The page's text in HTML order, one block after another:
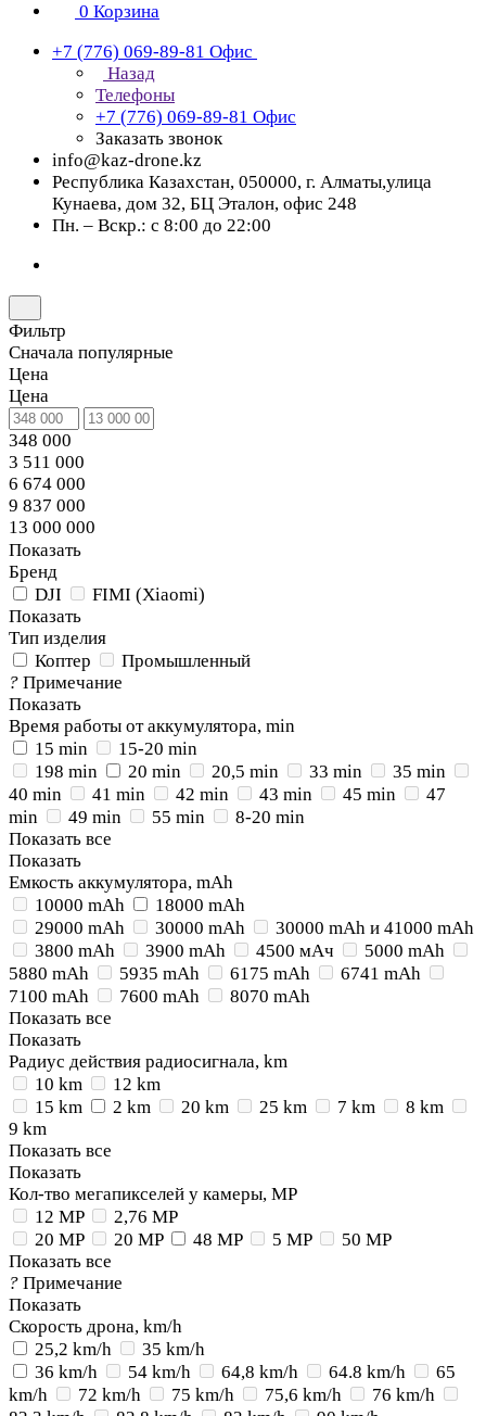
0 Корзина
+7 (776) 069-89-81 Офис
Назад
Телефоны
+7 (776) 069-89-81 Офис
Заказать звонок
info@kaz-drone.kz
Республика Казахстан, 050000, г. Алматы,улица
Кунаева, дом 32, БЦ Эталон, офис 248
Пн. – Вскр.: с 8:00 до 22:00
Фильтр
Сначала популярные
Цена
Цена
348 000
3 511 000
6 674 000
9 837 000
13 000 000
Показать
Бренд
DJI
FIMI (Xiaomi)
Показать
Тип изделия
Коптер
Промышленный
? Примечание
Показать
Время работы от аккумулятора, min
15 min
15-20 min
198 min
20 min 20,5 min 33 min
35 min
40 min
41 min 42 min 43 min 45 min
47
min
49 min 55 min
8-20 min
Показать все
Показать
Емкость аккумулятора, mAh
10000 mAh
18000 mAh
29000 mAh
30000 mAh
30000 mAh и 41000 mAh
3800 mAh
3900 mAh 4500 мАч
5000 mAh
5880 mAh
5935 mAh 6175 mAh
6741 mAh
7100 mAh
7600 mAh
8070 mAh
Показать все
Показать
Радиус действия радиосигнала, km
10 km
12 km
15 km
2 km 20 km 25 km 7 km
8 km
9 km
Показать все
Показать
Кол-тво мегапикселей у камеры, MP
12 MP
2,76 MP
20 MP
20 MP 48 MP 5 MP
50 MP
Показать все
? Примечание
Показать
Скорость дрона, km/h
25,2 km/h
35 km/h
36 km/h
54 km/h 64,8 km/h 64.8 km/h
65
km/h
72 km/h 75 km/h 75,6 km/h
76 km/h